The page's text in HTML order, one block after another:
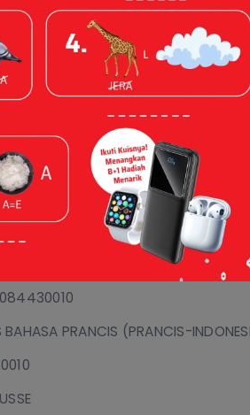
PRANCIS (PRANCIS-INDONESIA)
PRANCIS (PRANCIS-